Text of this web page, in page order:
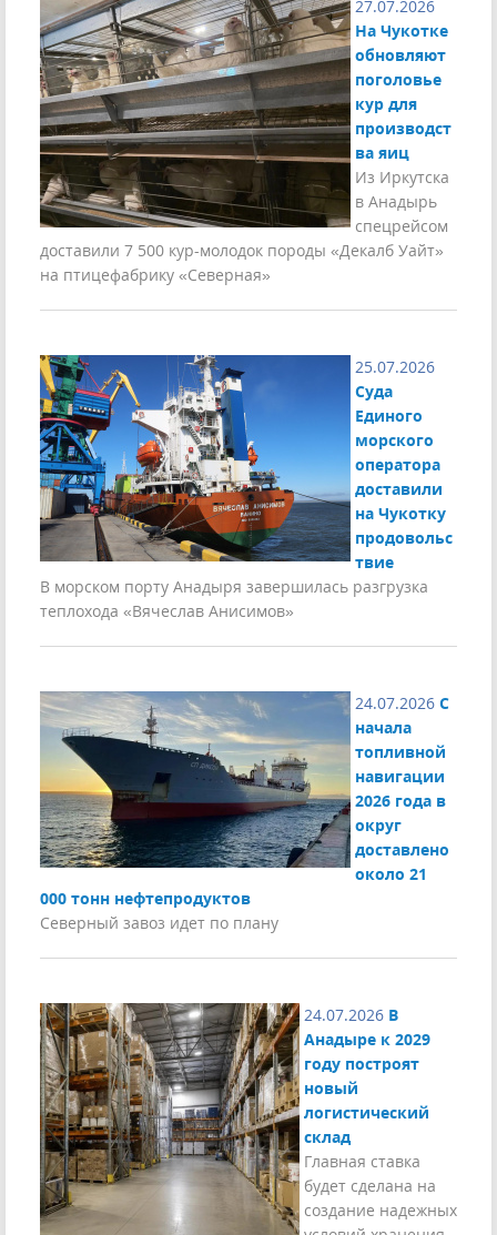
27.07.2026
На Чукотке
обновляют
поголовье
кур для
производст
ва яиц
Из Иркутска
в Анадырь
спецрейсом
доставили 7 500 кур-молодок породы «Декалб Уайт»
на птицефабрику «Северная»
25.07.2026
Суда
Единого
морского
оператора
доставили
на Чукотку
продовольс
твие
В морском порту Анадыря завершилась разгрузка
теплохода «Вячеслав Анисимов»
24.07.2026 С
начала
топливной
навигации
2026 года в
округ
доставлено
около 21
000 тонн нефтепродуктов
Северный завоз идет по плану
24.07.2026 В
Анадыре к 2029
году построят
новый
логистический
склад
Главная ставка
будет сделана на
создание надежных